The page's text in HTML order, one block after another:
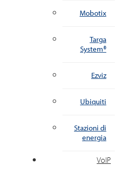
Mobotix
Targa
System®
Ezviz
Ubiquiti
Stazioni di
energia
VoIP